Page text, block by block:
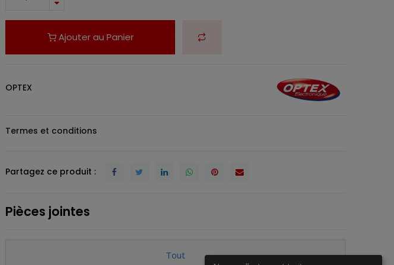
Ajouter au Panier
OPTEX
Termes et conditions
Partagez ce produit :
Pièces jointes
Tout